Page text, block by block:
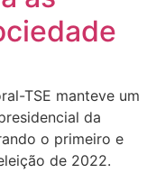
TSE manteve um
da
o primeiro e
de 2022.